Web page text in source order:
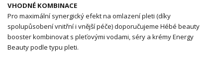
VHODNÉ KOMBINACE
Pro maximální synergický efekt na omlazení pleti (díky
spolupůsobení vnitřní i vnější péče) doporučujeme Hébé beauty
booster kombinovat s pleťovými vodami, séry a krémy Energy
Beauty podle typu pleti.